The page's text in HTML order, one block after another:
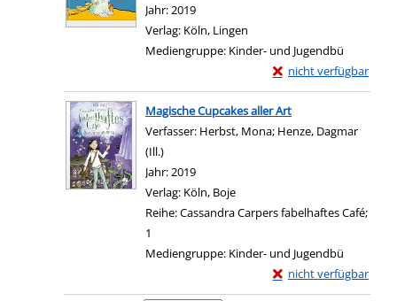
Jahr:2019
Verlag: Köln, Lingen
Mediengruppe: Kinder- und Jugendbü
nicht verfügbar
Exemplar-Details von
Zum Download von
Magische Cupcakes aller Art
Verfasser: Herbst, Mona; Henze, Dagmar
(Ill.)
Jahr:2019
Verlag: Köln, Boje
Reihe:Cassandra Carpers fabelhaftes Café;
1
Mediengruppe: Kinder- und Jugendbü
nicht verfügbar
Exemplar-Details von
Zum Download von